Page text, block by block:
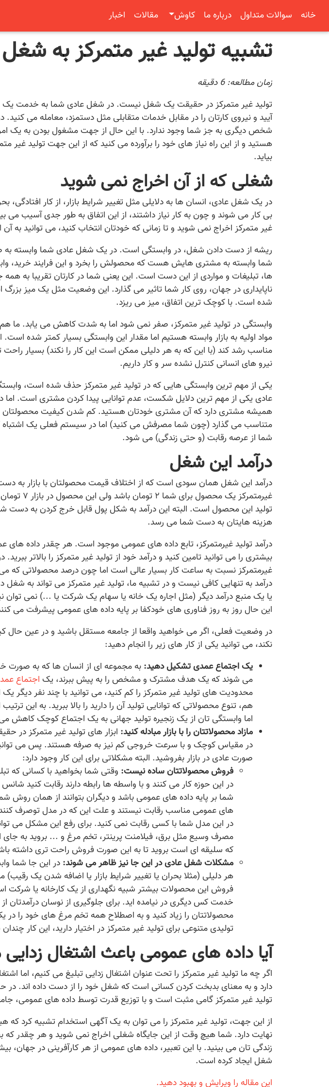
خانه سوالات متداول درباره ما کاوش مقالات اخبار
تشبیه تولید غیر متمرکز به شغل
زمان مطالعه:6 دقیقه
تولید غیر متمرکز در حقیقت یک شغل نیست. در شغل عادی شما به خدمت یک
آیید و نیروی کارتان را در مقابل خدمات متقابلی مثل دستمزد، معامله می کنید.
شخص دیگری به جز شما وجود ندارد. با این حال از جهت مشغول بودن به یک
هستید و از این راه نیاز های خود را برآورده می کنید که از این جهت تولید
بیاید.
شغلی که از آن اخراج نمی شوید
در یک شغل عادی، انسان ها به دلایلی مثل تغییر شرایط بازار، از کار
بی کار می شوند و چون به کار نیاز داشتند، از این اتفاق به طور جدی آسیب می
غیر متمرکز اخراج نمی شوید و تا زمانی که خودتان انتخاب کنید، می توانید به آن
ریشه از دست دادن شغل، در وابستگی است. در یک شغل عادی شما وابسته
شما وابسته به مشتری هایش هست که محصولش را بخرد و این فرایند خرید،
ها، تبلیغات و مواردی از این دست است. این یعنی شما در کارتان تقریبا به
ناپایداری در جهان، روی کار شما تاثیر می گذارد. این وضعیت مثل یک میز
شده است. با کوچک ترین اتفاق، میز می ریزد.
وابستگی در تولید غیر متمرکز، صفر نمی شود اما به شدت کاهش می یابد. ما
مواد اولیه به بازار وابسته هستیم اما مقدار این وابستگی بسیار کمتر شده
مناسب رشد کند (با این که به هر دلیلی ممکن است این کار را نکند) بسیار راحت
نیرو های انسانی کنترل نشده سر و کار داریم.
یکی از مهم ترین وابستگی هایی که در تولید غیر متمرکز حذف شده است،
عادی یکی از مهم ترین دلایل شکست، عدم توانایی پیدا کردن مشتری است. اما
همیشه مشتری دارد که آن مشتری خودتان هستید. کم شدن کیفیت محصولتان
متناسب می گذارد (چون شما مصرفش می کنید) اما در سیستم فعلی یک
شما از عرصه رقابت (و حتی زندگی) می شود.
درآمد این شغل
درآمد این شغل همان سودی است که از اختلاف قیمت محصولتان با بازار به دست
تولید این محصول است. البته این درآمد به شکل پول قابل خرج کردن به
هزینه هایتان به دست شما می رسد.
درآمد تولید غیرمتمرکز، تابع داده های عمومی موجود است. هر چقدر داده
بیشتری را می توانید تامین کنید و درآمد خود از تولید غیر متمرکز را بالاتر
غیرمتمرکز نسبت به ساعت کار بسیار عالی است اما چون درصد محصولاتی که
درآمد به تنهایی کافی نیست و در تشبیه ما، تولید غیر متمرکز می تواند به
یا یک منبع درآمد دیگر (مثل اجاره یک خانه یا سهام یک شرکت یا ...) نمی توان
این حال روز به روز فناوری های خودکفا بر پایه داده های عمومی پیشرفت می
در وضعیت فعلی، اگر می خواهید واقعا از جامعه مستقل باشید و در عین حال
نکند، می توانید یکی از کار های زیر را انجام دهید:
یک اجتماع عمدی تشکیل دهید: به مجموعه ای از انسان ها که به صورت
می شوند که یک هدف مشترک و مشخص را به پیش ببرند، یک اجتماع
محدودیت های تولید غیر متمرکز را کم کنید، می توانید با چند نفر
هم، تنوع محصولاتی که توانایی تولید آن را دارید را بالا ببرید. به این
اما وابستگی تان از یک زنجیره تولید جهانی به یک اجتماع کوچک کاهش
مازاد محصولاتتان را با بازار مبادله کنید: ابزار های تولید غیر متمرکز در
در مقیاس کوچک و با سرعت خروجی کم نیز به صرفه هستند. پس می توانید
صورت عادی در بازار بفروشید. البته مشکلاتی برای این کار وجود دارد:
فروش محصولاتتان ساده نیست: وقتی شما بخواهید با کسانی که
در این حوزه کار می کنند و با واسطه ها رابطه دارند رقابت کنید شانس
شما بر پایه داده های عمومی باشد و دیگران بتوانند از همان روش
های عمومی مناسب رقابت نیستند و علت این که در مدل توصرف
در این مدل شما با کسی رقابت نمی کنید. برای رفع این مشکل می
مصرف وسیع مثل برق، فیلامنت پرینتر، تخم مرغ و ... بروید به
که سلیقه ای است بروید تا به این صورت فروش راحت تری داشته
مشکلات شغل عادی در این جا نیز ظاهر می شوند: در این جا شما
هر دلیلی (مثلا بحران یا تغییر شرایط بازار یا اضافه شدن یک
فروش این محصولات بیشتر شبیه نگهداری از یک کارخانه یا
خدمت کس دیگری در نیامده اید. برای جلوگیری از نوسان درآمدتان
محصولاتتان را زیاد کنید و به اصطلاح همه تخم مرغ های خود را
تولیدی متنوعی برای تولید غیر متمرکز در اختیار دارید، این کار
آیا داده های عمومی باعث اشتغال
اگر چه ما تولید غیر متمرکز را تحت عنوان اشتغال زدایی تبلیغ می کنیم، اما
دارد و به معنای بدبخت کردن کسانی است که شغل خود را از دست داده اند. در
تولید غیر متمرکز گامی مثبت است و با توزیع قدرت توسط داده های عمومی،
از این جهت، تولید غیر متمرکز را می توان به یک آگهی استخدام تشبیه کرد
نهایت دارد. شما هیچ وقت از این جایگاه شغلی اخراج نمی شوید و هر چقدر که
زندگی تان می بینید. با این تعبیر، داده های عمومی از هر کارآفرینی در
شغل ایجاد کرده است.
این مقاله را ویرایش و بهبود دهید.